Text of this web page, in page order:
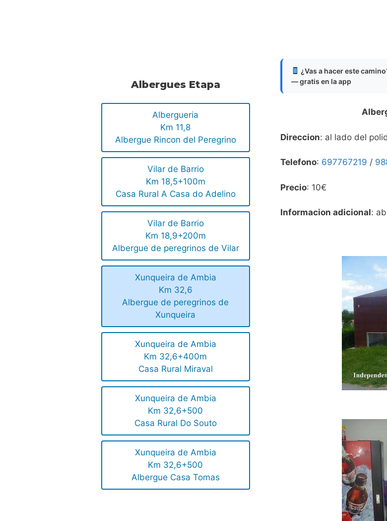
Albergues Etapa
Albergueria
Km 11,8
Albergue Rincon del Peregrino
Vilar de Barrio
Km 18,5+100m
Casa Rural A Casa do Adelino
Vilar de Barrio
Km 18,9+200m
Albergue de peregrinos de Vilar
Xunqueira de Ambia
Km 32,6
Albergue de peregrinos de
Xunqueira
Xunqueira de Ambia
Km 32,6+400m
Casa Rural Miraval
Xunqueira de Ambia
Km 32,6+500
Casa Rural Do Souto
Xunqueira de Ambia
Km 32,6+500
Albergue Casa Tomas
¿Vas a hacer este
— gratis en la app
Direccion: al lado del
Telefono: 697767219 /
Precio: 10€
Informacion adicional: